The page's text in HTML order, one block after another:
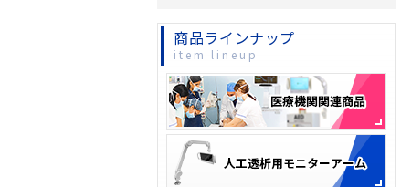
商品ラインナップ
item lineup